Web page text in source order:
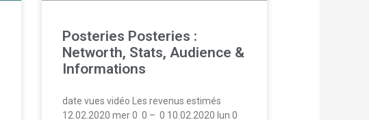
Posteries Posteries :
Networth, Stats, Audience &
Informations
date vues vidéo Les revenus estimés
12.02.2020 mer 0  0 –  0 10.02.2020 lun 0 